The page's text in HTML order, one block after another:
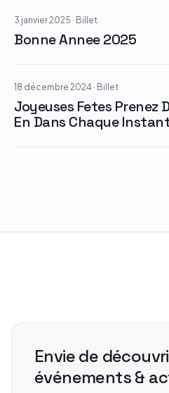
3 janvier 2025 · Billet
Bonne Annee 2025
18 décembre 2024 · Billet
Joyeuses Fetes Prenez
En Dans Chaque
Envie de
événements &